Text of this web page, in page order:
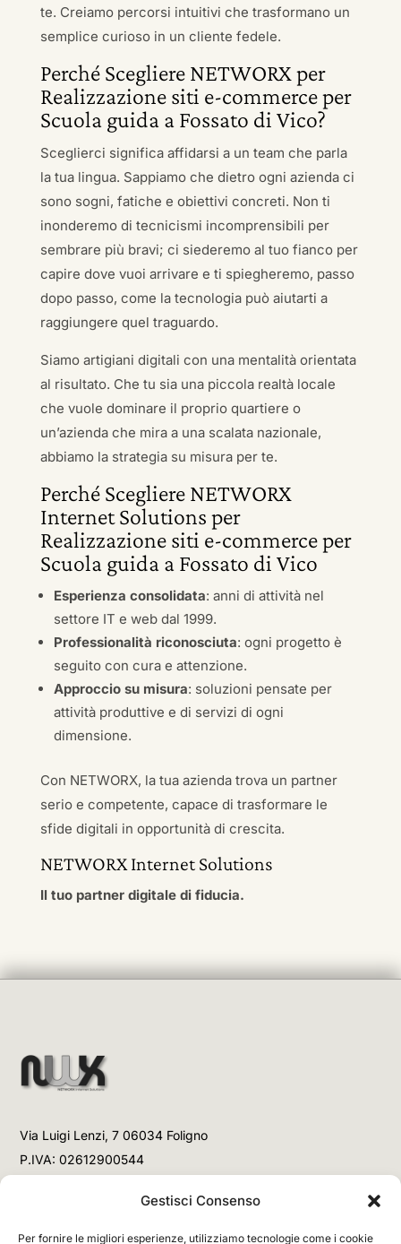
Gestisci Consenso
Per fornire le migliori esperienze, utilizziamo tecnologie come i cookie
te. Creiamo percorsi intuitivi che trasformano un
semplice curioso in un cliente fedele.
Perché Scegliere NETWORX per
Realizzazione siti e-commerce per
Scuola guida a Fossato di Vico?
Sceglierci significa affidarsi a un team che parla
la tua lingua. Sappiamo che dietro ogni azienda ci
sono sogni, fatiche e obiettivi concreti. Non ti
inonderemo di tecnicismi incomprensibili per
sembrare più bravi; ci siederemo al tuo fianco per
capire dove vuoi arrivare e ti spiegheremo, passo
dopo passo, come la tecnologia può aiutarti a
raggiungere quel traguardo.
Siamo artigiani digitali con una mentalità orientata
al risultato. Che tu sia una piccola realtà locale
che vuole dominare il proprio quartiere o
un’azienda che mira a una scalata nazionale,
abbiamo la strategia su misura per te.
Perché Scegliere NETWORX
Internet Solutions per
Realizzazione siti e-commerce per
Scuola guida a Fossato di Vico
Esperienza consolidata: anni di attività nel
settore IT e web dal 1999.
Professionalità riconosciuta: ogni progetto è
seguito con cura e attenzione.
Approccio su misura: soluzioni pensate per
attività produttive e di servizi di ogni
dimensione.
Con NETWORX, la tua azienda trova un partner
serio e competente, capace di trasformare le
sfide digitali in opportunità di crescita.
NETWORX Internet Solutions
Il tuo partner digitale di fiducia.
Via Luigi Lenzi, 7 06034 Foligno
P.IVA: 02612900544